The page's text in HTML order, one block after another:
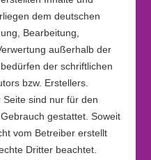
dem deutschen
Bearbeitung,
außerhalb der
der schriftlichen
bzw. Erstellers.
sind nur für den
gestattet. Soweit
vom Betreiber erstellt
Dritter beachtet.